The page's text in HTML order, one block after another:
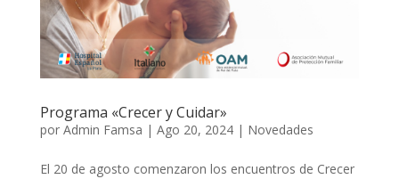
Programa «Crecer y Cuidar»
por Admin Famsa | Ago 20, 2024| Novedades
El 20 de agosto comenzaron los encuentros de Crecer